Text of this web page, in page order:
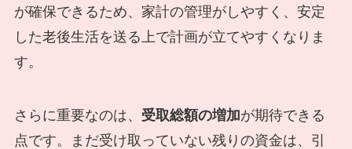
が確保できるため、家計の管理がしやすく、安定
した老後生活を送る上で計画が立てやすくなりま
す。
さらに重要なのは、 受取総額の増加が期待できる
点です。まだ受け取っていない残りの資金は、引